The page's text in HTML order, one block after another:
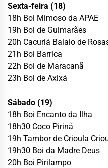
Sexta-feira (18)
18h Boi Mimoso da APAE
19h Boi de Guimarães
20h Cacuriá Balaio de
21h Boi Barrica
22h Boi de Maracanã
23h Boi de Axixá
Sábado (19)
18h Boi Encanto da Ilha
18h30 Coco Pirinã
19h Tambor de Crioula
19h30 Boi da Madre Deus
20h Boi Pirilampo